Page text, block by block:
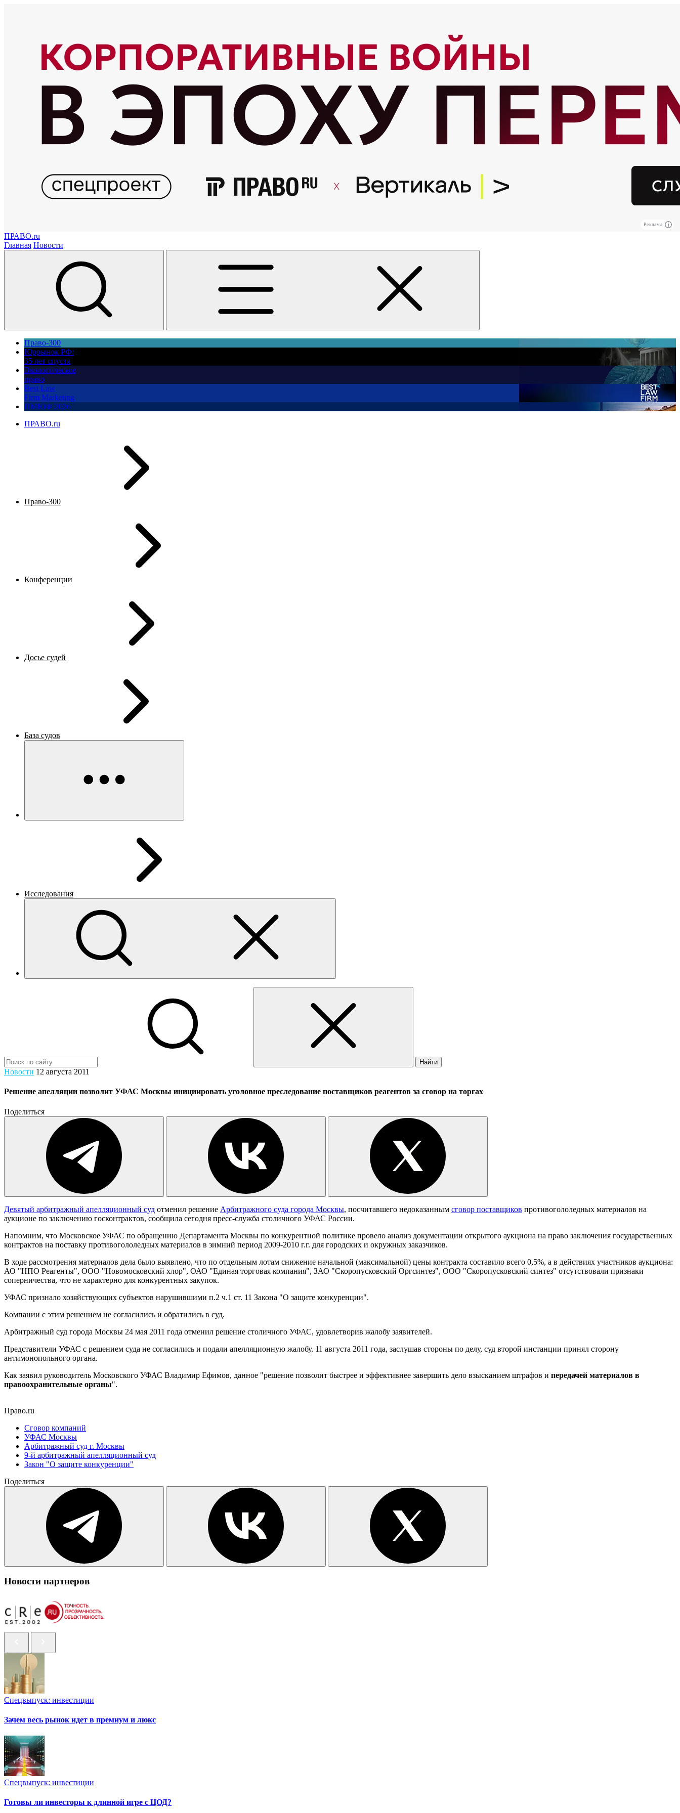
Реклама
ПРАВО.ru
Главная Новости
Право-300
Юррынок РФ:
35 лет спустя
Экологическое
право
Best Law
Firm Marketing
ПМЮФ 2026
ПРАВО.ru
Право-300
Конференции
Досье судей
База судов
Исследования
Найти
Новости 12 августа 2011
Решение апелляции позволит УФАС Москвы инициировать уголовное преследование поставщиков реагентов за сговор на торгах
Поделиться
Девятый арбитражный апелляционный суд отменил решение Арбитражного суда города Москвы, посчитавшего недоказанным сговор поставщиков противогололедных материалов на
аукционе по заключению госконтрактов, сообщила сегодня пресс-служба столичного УФАС России.
Напомним, что Московское УФАС по обращению Департамента Москвы по конкурентной политике провело анализ документации открытого аукциона на право заключения государственных
контрактов на поставку противогололедных материалов в зимний период 2009-2010 г.г. для городских и окружных заказчиков.
В ходе рассмотрения материалов дела было выявлено, что по отдельным лотам снижение начальной (максимальной) цены контракта составило всего 0,5%, а в действиях участников аукциона:
АО "НПО Реагенты", ООО "Новомосковский хлор", ОАО "Единая торговая компания", ЗАО "Скоропусковский Оргсинтез", ООО "Скоропусковский синтез" отсутствовали признаки
соперничества, что не характерно для конкурентных закупок.
УФАС признало хозяйствующих субъектов нарушившими п.2 ч.1 ст. 11 Закона "О защите конкуренции".
Компании с этим решением не согласились и обратились в суд.
Арбитражный суд города Москвы 24 мая 2011 года отменил решение столичного УФАС, удовлетворив жалобу заявителей.
Представители УФАС с решением суда не согласились и подали апелляционную жалобу. 11 августа 2011 года, заслушав стороны по делу, суд второй инстанции принял сторону
антимонопольного органа.
Как заявил руководитель Московского УФАС Владимир Ефимов, данное "решение позволит быстрее и эффективнее завершить дело взысканием штрафов и передачей материалов в
правоохранительные органы".
Право.ru
Сговор компаний
УФАС Москвы
Арбитражный суд г. Москвы
9-й арбитражный апелляционный суд
Закон "О защите конкуренции"
Поделиться
Новости партнеров
Спецвыпуск: инвестиции
Зачем весь рынок идет в премиум и люкс
Спецвыпуск: инвестиции
Готовы ли инвесторы к длинной игре с ЦОД?